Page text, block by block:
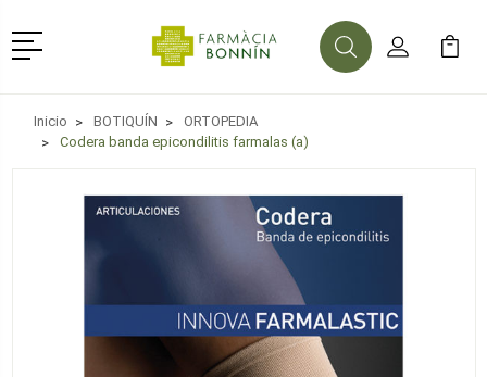
Menú
BuscarMi Cuenta
Mi
Inicio BOTIQUÍN
ORTOPEDIA
Codera banda epicondilitis farmalas (a)